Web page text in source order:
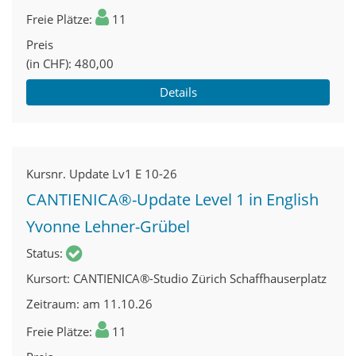
Freie Plätze
11
Preis
(in CHF) 480,00
Details
Kursnr. Update Lv1 E 10-26
CANTIENICA®-Update Level 1 in English
Yvonne Lehner-Grübel
Status
Kursort CANTIENICA®-Studio Zürich Schaffhauserplatz
Zeitraum am 11.10.26
Freie Plätze
11